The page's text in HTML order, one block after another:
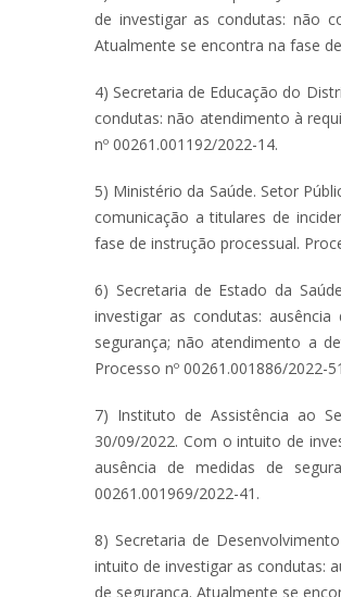
de investigar as condutas: não
Atualmente se encontra na fase
4) Secretaria de Educação do
condutas: não atendimento à
nº 00261.001192/2022-14.
5) Ministério da Saúde. Setor
comunicação a titulares de
fase de instrução processual.
6) Secretaria de Estado da
investigar as condutas:
segurança; não atendimento a
Processo nº 00261.001886/2022-
7) Instituto de Assistência ao
30/09/2022. Com o intuito de
ausência de medidas de
00261.001969/2022-41.
8) Secretaria de
intuito de investigar as condutas:
de segurança. Atualmente se